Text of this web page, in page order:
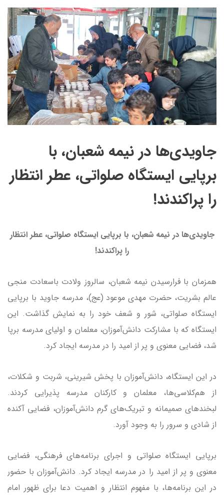
جاویدی‌ها در نیمه شعبان، با
برپایی ایستگاه صلواتی، عطر انتظار
را پراکندند!
جاویدی‌ها در نیمه شعبان، با برپایی ایستگاه صلواتی، عطر انتظار
را پراکندند!
همزمان با فرارسیدن نیمه شعبان، سالروز ولادت باسعادت منجی
عالم بشریت، حضرت مهدی موعود (عج)، مدرسه جاوید با برپایی
ایستگاه صلواتی، شور و شعف خود را به نمایش گذاشت. این
ایستگاه که با مشارکت دانش‌آموزان، معلمان و اولیای مدرسه برپا
شد، فضایی معنوی و پر از امید را در مدرسه ایجاد کرد.
در این ایستگاه، دانش‌آموزان با پخش شیرینی، شربت و شکلات،
از هم‌کلاسی‌ها، معلمان و کارکنان مدرسه پذیرایی کردند.
لبخندهای صمیمانه و تبریک‌های گرم دانش‌آموزان، فضایی آکنده
از شادی و سرور را به وجود آورد.
برپایی ایستگاه صلواتی و اجرای برنامه‌های فرهنگی، فضایی
معنوی و پر از امید را در مدرسه ایجاد کرد. دانش‌آموزان با حضور
در این برنامه‌ها، با مفهوم انتظار و اهمیت دعا برای ظهور امام